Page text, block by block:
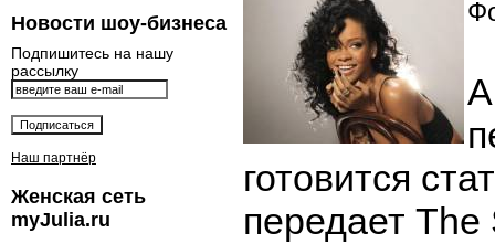
Новости шоу-бизнеса
Подпишитесь на нашу
рассылку
Наш партнёр
Женская сеть
myJulia.ru
готовится
передает The